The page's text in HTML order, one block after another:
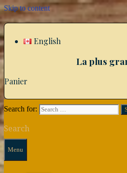
Skip to content
English
La plus
Panier
Search for:
Search
Menu